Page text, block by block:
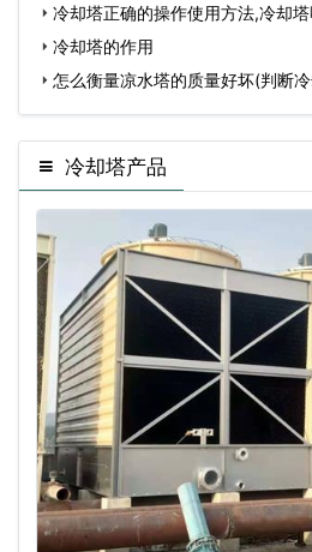
冷却塔正确的操作使用方法,冷却
冷却塔的作用
怎么衡量凉水塔的质量好坏(判断
冷却塔产品